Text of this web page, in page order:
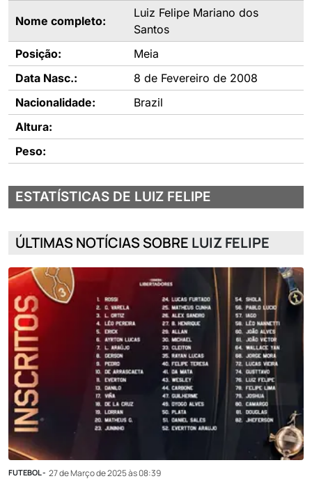
Nome completo:
Luiz Felipe Mariano dos
Santos
Posição:
Meia
Data Nasc.:
8 de Fevereiro de 2008
Nacionalidade:
Brazil
Altura:
Peso:
ESTATÍSTICAS DE LUIZ FELIPE
ÚLTIMAS NOTÍCIAS SOBRE LUIZ FELIPE
FUTEBOL - 27 de Março de 2025 às 08:39